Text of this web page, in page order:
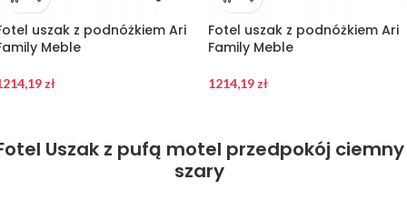
uszak z podnóżkiem Ari
Meble
zł
Fotel uszak z podnóżkiem Ari
Family Meble
1214,19 zł
Uszak z pufą motel przedpokój ciemny
szary